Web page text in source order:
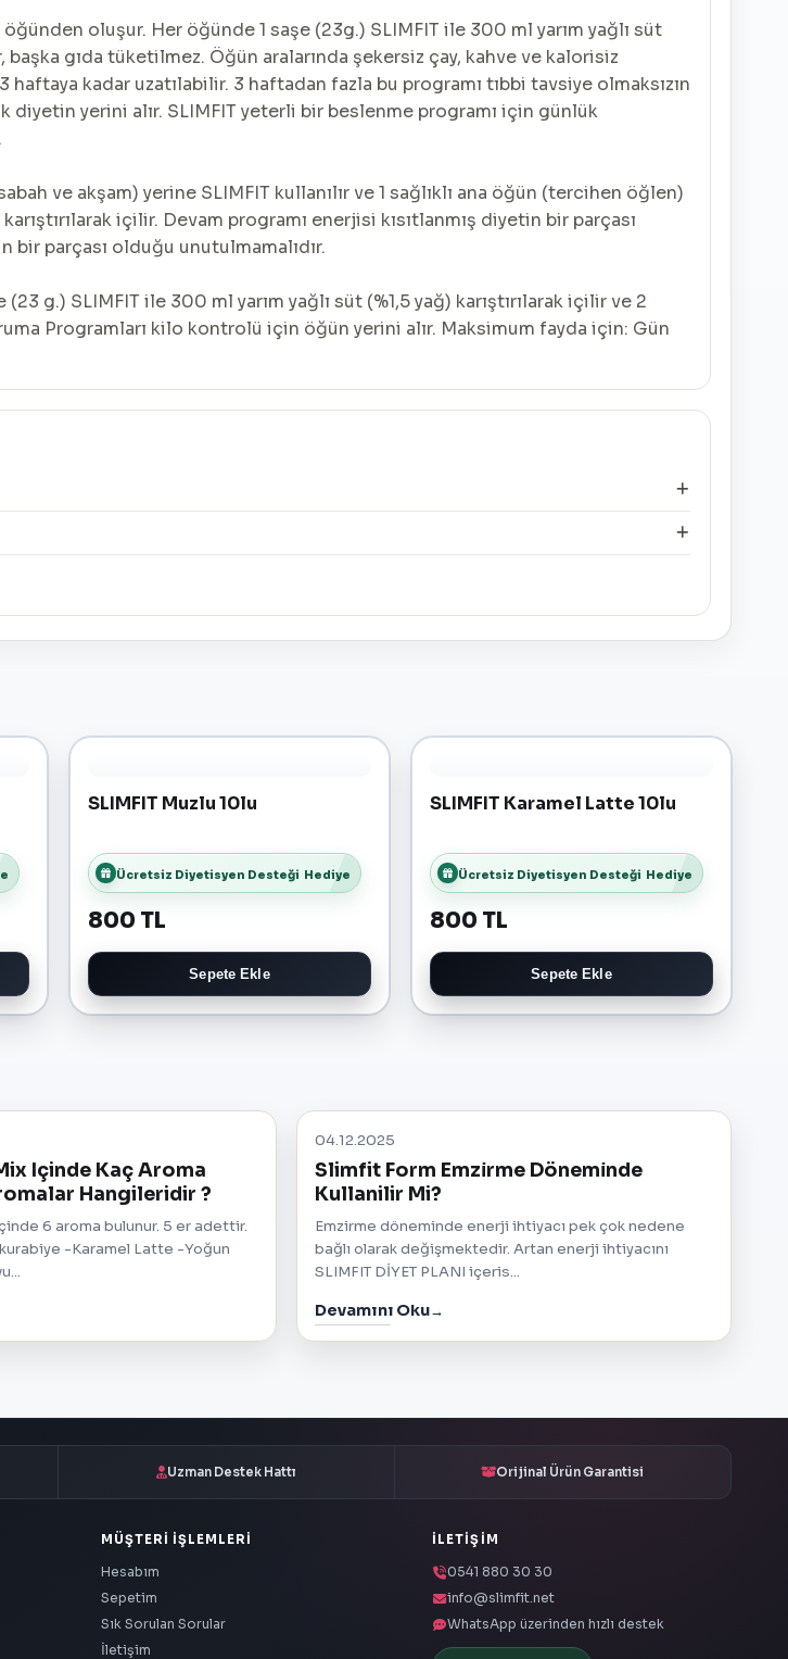
oluşur. Her öğünde 1 saşe (23g.) SLIMFIT ile 300 ml yarım yağlı süt
gıda tüketilmez. Öğün aralarında şekersiz çay, kahve ve kalorisiz
kadar uzatılabilir. 3 haftadan fazla bu programı tıbbi tavsiye olmaksızın
diyetin yerini alır. SLIMFIT yeterli bir beslenme programı için günlük
ve akşam) yerine SLIMFIT kullanılır ve 1 sağlıklı ana öğün (tercihen öğlen)
içilir. Devam programı enerjisi kısıtlanmış diyetin bir parçası
bir parçası olduğu unutulmamalıdır.
g.) SLIMFIT ile 300 ml yarım yağlı süt (%1,5 yağ) karıştırılarak içilir ve 2
Programları kilo kontrolü için öğün yerini alır. Maksimum fayda için: Gün
Içinde Kaç Aroma
Hangileridir ?
6 aroma bulunur. 5 er adettir.
kurabiye -Karamel Latte -Yoğun
04.12.2025
Slimfit Form Emzi̇rme Dönemi̇nde
Kullanilir Mi?
Emzirme döneminde enerji ihtiyacı pek çok nedene
bağlı olarak değişmektedir. Artan enerji ihtiyacını
SLIMFIT DİYET PLANI içeris...
Devamını Oku
SLIMFIT Muzlu 10lu
Ücretsiz Diyetisyen Desteği Hediye
800 TL
Sepete Ekle
SLIMFIT Karamel Latte 10lu
Ücretsiz Diyetisyen Desteği Hediye
800 TL
Sepete Ekle
Uzman Destek Hattı Orijinal Ürün Garantisi
MÜŞTERI İŞLEMLERI
Hesabım
Sepetim
Sık Sorulan Sorular
İletişim
İLETIŞIM
0541 880 30 30
info@slimfit.net
WhatsApp üzerinden hızlı destek